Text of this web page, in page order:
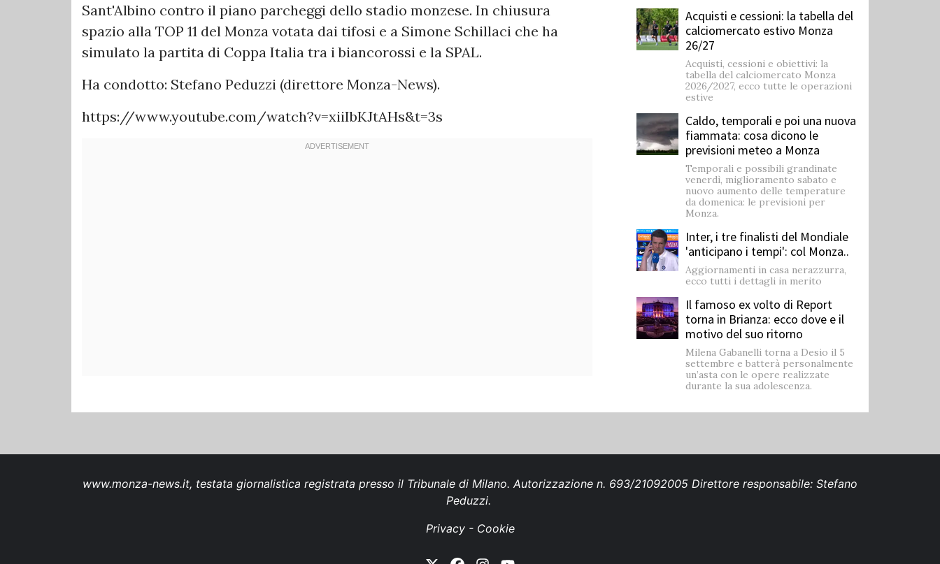
Sant'Albino contro il piano parcheggi dello stadio monzese. In chiusura
spazio alla TOP 11 del Monza votata dai tifosi e a Simone Schillaci che ha
simulato la partita di Coppa Italia tra i biancorossi e la SPAL.
Ha condotto: Stefano Peduzzi (direttore Monza-News).
https://www.youtube.com/watch?v=xiiIbKJtAHs&t=3s
Acquisti e cessioni: la tabella del
calciomercato estivo Monza
26/27
Acquisti, cessioni e obiettivi: la
tabella del calciomercato Monza
2026/2027, ecco tutte le operazioni
estive
Caldo, temporali e poi una nuova
fiammata: cosa dicono le
previsioni meteo a Monza
Temporali e possibili grandinate
venerdì, miglioramento sabato e
nuovo aumento delle temperature
da domenica: le previsioni per
Monza.
Inter, i tre finalisti del Mondiale
'anticipano i tempi': col Monza..
Aggiornamenti in casa nerazzurra,
ecco tutti i dettagli in merito
Il famoso ex volto di Report
torna in Brianza: ecco dove e il
motivo del suo ritorno
Milena Gabanelli torna a Desio il 5
settembre e batterà personalmente
un’asta con le opere realizzate
durante la sua adolescenza.
www.monza-news.it, testata giornalistica registrata presso il Tribunale di Milano. Autorizzazione n. 693/21092005 Direttore responsabile: Stefano
Peduzzi.
Privacy- Cookie